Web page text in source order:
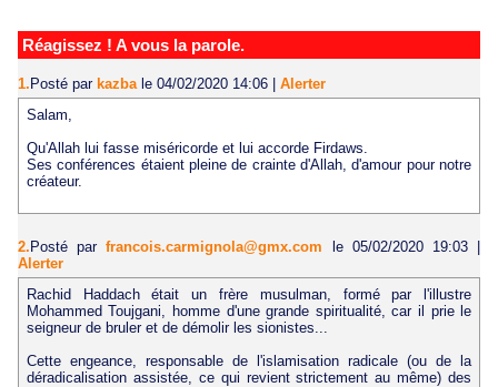
Réagissez ! A vous la parole.
1.Posté par kazba le 04/02/2020 14:06 | Alerter
Salam,
Qu'Allah lui fasse miséricorde et lui accorde Firdaws.
Ses conférences étaient pleine de crainte d'Allah, d'amour pour notre
créateur.
2. Posté parfrancois.carmignola@gmx.com le 05/02/2020 19:03
Alerter
Rachid Haddach était un frère musulman, formé par l'illustre
Mohammed Toujgani, homme d'une grande spiritualité, car il prie le
seigneur de bruler et de démolir les sionistes...
Cette engeance, responsable de l'islamisation radicale (ou de la
déradicalisation assistée, ce qui revient strictement au même) des